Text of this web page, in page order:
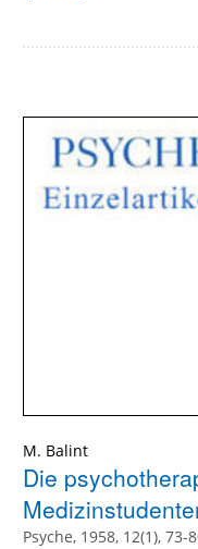
M. Balint
Die
Psyche, 1958, 12(1), 73-